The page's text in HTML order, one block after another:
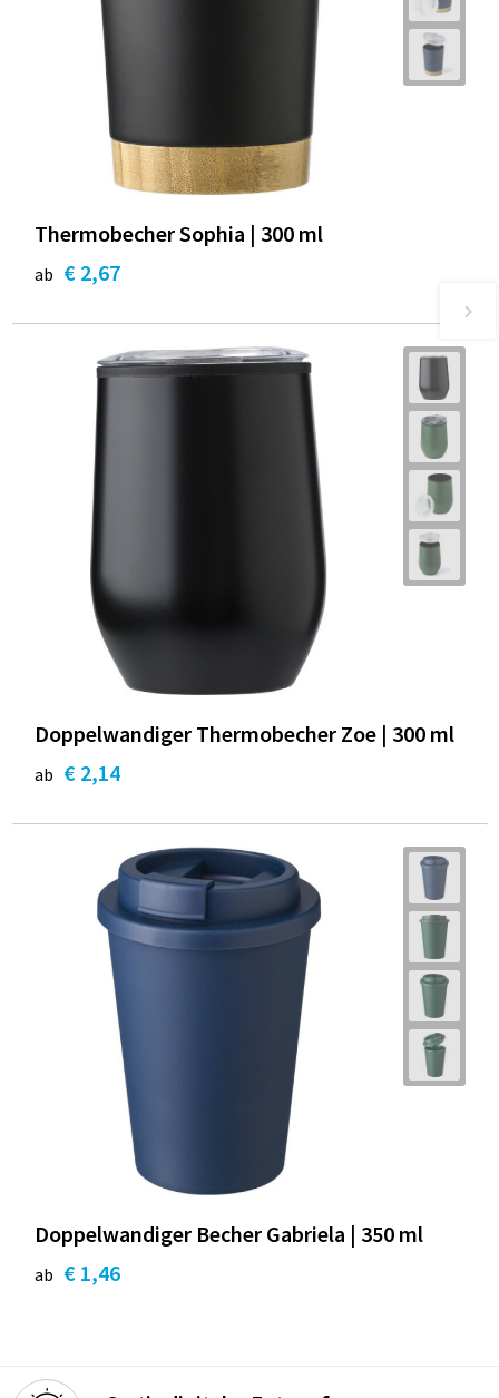
Thermobecher Sophia | 300 ml
ab € 2,67
Doppelwandiger Thermobecher Zoe | 300 ml
ab € 2,14
Doppelwandiger Becher Gabriela | 350 ml
ab € 1,46